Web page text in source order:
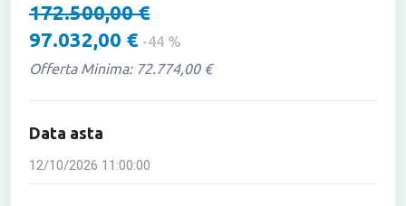
172.500,00 €
97.032,00 € -44 %
Offerta Minima: 72.774,00 €
Data asta
12/10/2026 11:00:00